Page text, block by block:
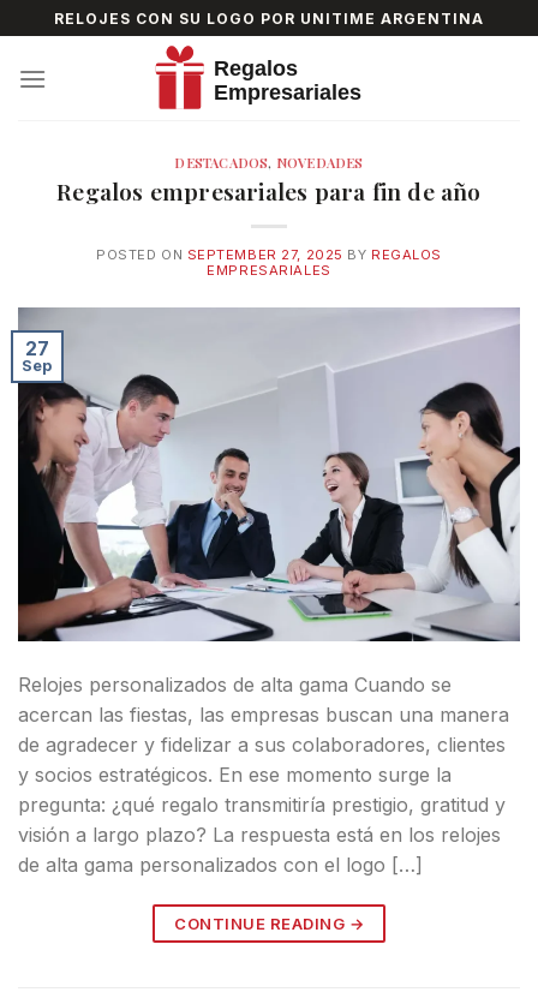
to
content
RELOJES CON SU LOGO POR UNITIME ARGENTINA
DESTACADOS, NOVEDADES
Regalos empresariales para fin de año
POSTED ON SEPTEMBER 27, 2025 BY REGALOS
EMPRESARIALES
27
Sep
Relojes personalizados de alta gama Cuando se
acercan las fiestas, las empresas buscan una manera
de agradecer y fidelizar a sus colaboradores, clientes
y socios estratégicos. En ese momento surge la
pregunta: ¿qué regalo transmitiría prestigio, gratitud y
visión a largo plazo? La respuesta está en los relojes
de alta gama personalizados con el logo […]
CONTINUE READING →